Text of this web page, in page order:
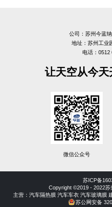
公司：苏州今蓝
地址：苏州工业
电话：0512
让天空从今
微信公众号
苏ICP备
Copyright ©2019 - 2022苏
主营： 汽车隔热膜 汽车车衣 汽车玻璃膜
苏公网安备